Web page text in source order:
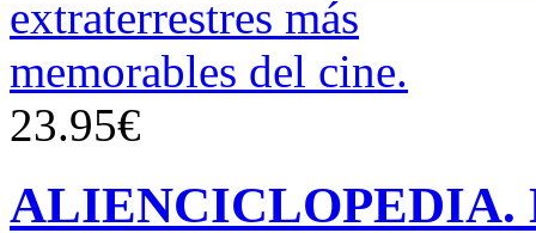
23.95€
ALIENCICLOPEDIA.